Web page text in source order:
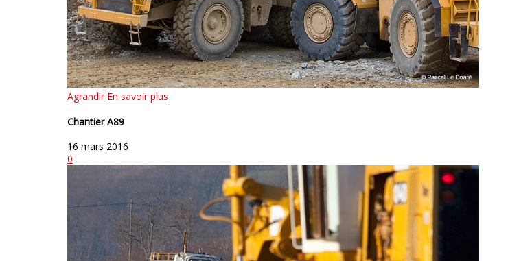
Agrandir En savoir plus
Chantier A89
16 mars 2016
0